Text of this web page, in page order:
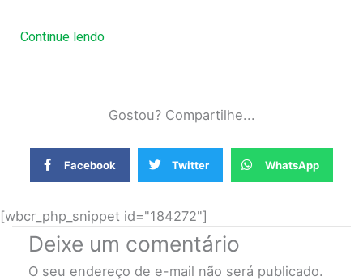
Continue lendo
Gostou? Compartilhe...
Facebook Twitter WhatsApp
[wbcr_php_snippet id="184272"]
Deixe um comentário
O seu endereço de e-mail não será publicado.